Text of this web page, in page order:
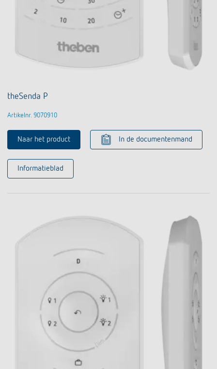
theSenda P
Artikelnr. 9070910
Naar het product In de documentenmand
Informatieblad